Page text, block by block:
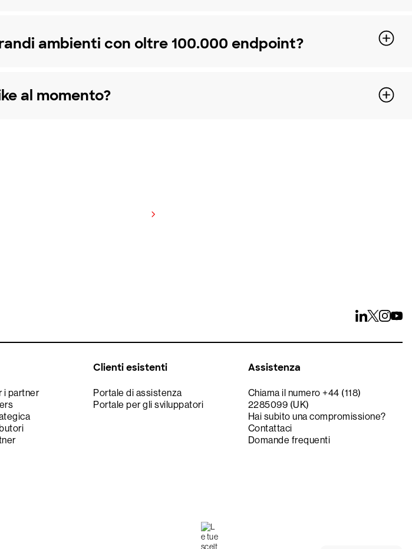
ambienti con oltre 100.000 endpoint?
al momento?
i partner
Clienti esistenti
Portale di assistenza
Portale per gli sviluppatori
Assistenza
Chiama il numero +44 (118)
2285099 (UK)
Hai subito una compromissione?
Contattaci
Domande frequenti